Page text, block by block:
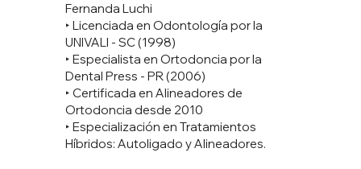
Fernanda Luchi
‣ Licenciada en Odontología por la
UNIVALI - SC (1998)
‣ Especialista en Ortodoncia por la
Dental Press - PR (2006)
‣ Certificada en Alineadores de
Ortodoncia desde 2010
‣ Especialización en Tratamientos
Híbridos: Autoligado y Alineadores.